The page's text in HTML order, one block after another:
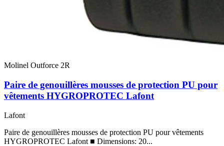
Molinel Outforce 2R
Paire de genouillères mousses de protection PU pour
vêtements HYGROPROTEC Lafont
Lafont
Paire de genouillères mousses de protection PU pour vêtements
HYGROPROTEC Lafont ■ Dimensions: 20...